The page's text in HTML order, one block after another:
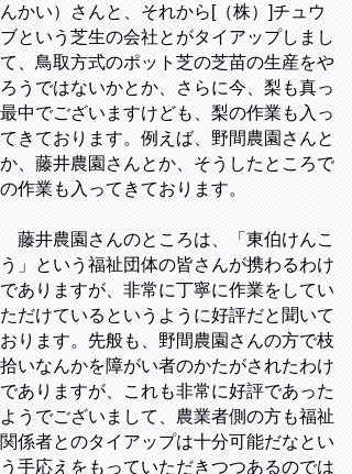
んかい）さんと、それから[（株）]チュウ
ブという芝生の会社とがタイアップしまし
て、鳥取方式のポット芝の芝苗の生産をや
ろうではないかとか、さらに今、梨も真っ
最中でございますけども、梨の作業も入っ
てきております。例えば、野間農園さんと
か、藤井農園さんとか、そうしたところで
の作業も入ってきております。
藤井農園さんのところは、「東伯けんこ
う」という福祉団体の皆さんが携わるわけ
でありますが、非常に丁寧に作業をしてい
ただけているというように好評だと聞いて
おります。先般も、野間農園さんの方で枝
拾いなんかを障がい者のかたがされたわけ
でありますが、これも非常に好評であった
ようでございまして、農業者側の方も福祉
関係者とのタイアップは十分可能だなとい
う手応えをもっていただきつつあるのでは